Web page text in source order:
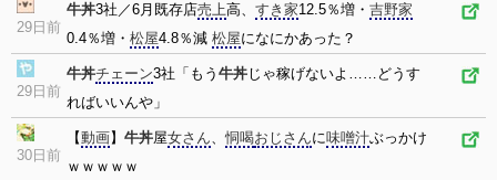
29日前
牛丼3社／6月既存店売上高、 すき家12.5％増・ 吉野家
0.4％増・ 松屋4.8％減 松屋になにかあった？
29日前
牛丼チェーン3社「もう 牛丼 じゃ稼げないよ……どうす
ればいいんや」
30日前
【動画】 牛丼屋女さん、恫喝おじさんに味噌汁ぶっかけ
ｗｗｗｗｗ